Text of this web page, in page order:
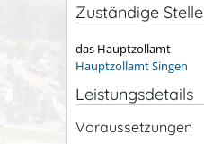
Zuständige Stelle
das Hauptzollamt
Hauptzollamt Singen
Leistungsdetails
Voraussetzungen